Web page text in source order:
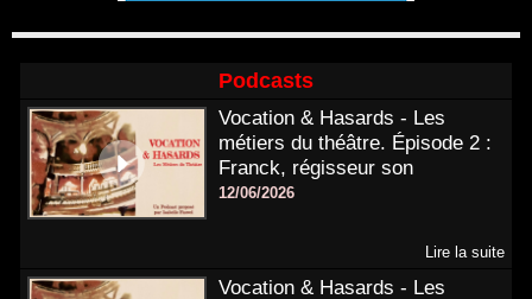
Podcasts
Vocation & Hasards - Les
métiers du théâtre. Épisode 2 :
Franck, régisseur son
12/06/2026
Lire la suite
Vocation & Hasards - Les